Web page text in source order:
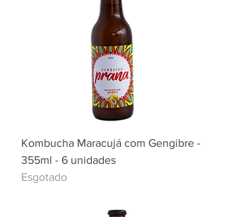
Kombucha Maracujá com Gengibre -
355ml - 6 unidades
Esgotado